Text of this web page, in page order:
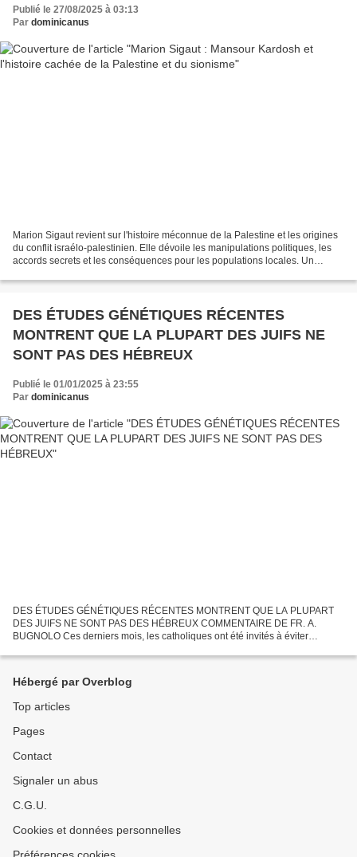
Publié le 27/08/2025 à 03:13
Par dominicanus
Marion Sigaut revient sur l'histoire méconnue de la Palestine et les origines
du conflit israélo-palestinien. Elle dévoile les manipulations politiques, les
accords secrets et les conséquences pour les populations locales. Un
DES ÉTUDES GÉNÉTIQUES RÉCENTES
MONTRENT QUE LA PLUPART DES JUIFS NE
SONT PAS DES HÉBREUX
Publié le 01/01/2025 à 23:55
Par dominicanus
DES ÉTUDES GÉNÉTIQUES RÉCENTES MONTRENT QUE LA PLUPART
DES JUIFS NE SONT PAS DES HÉBREUX COMMENTAIRE DE FR. A.
BUGNOLO Ces derniers mois, les catholiques ont été invités à éviter
Hébergé par Overblog
Top articles
Pages
Contact
Signaler un abus
C.G.U.
Cookies et données personnelles